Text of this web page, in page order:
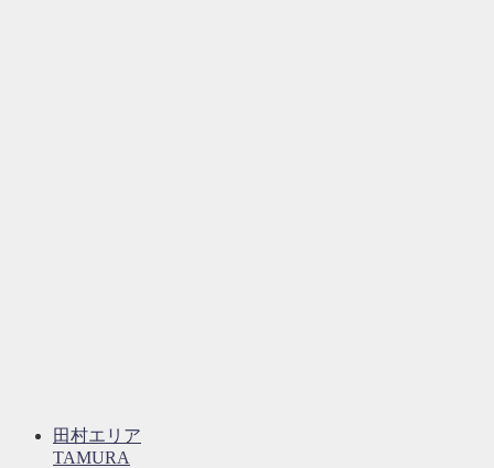
田村エリア
TAMURA